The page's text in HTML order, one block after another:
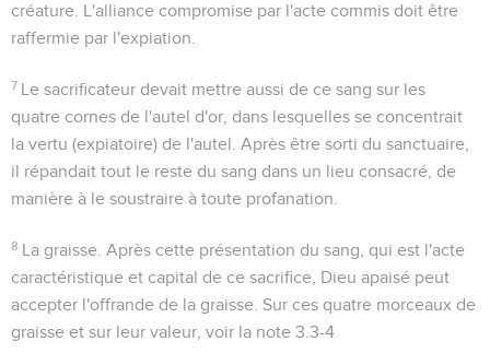
créature. L'alliance compromise par l'acte commis doit être
raffermie par l'expiation.
7 Le sacrificateur devait mettre aussi de ce sang sur les
quatre cornes de l'autel d'or, dans lesquelles se concentrait
la vertu (expiatoire) de l'autel. Après être sorti du sanctuaire,
il répandait tout le reste du sang dans un lieu consacré, de
manière à le soustraire à toute profanation.
8 La graisse . Après cette présentation du sang, qui est l'acte
caractéristique et capital de ce sacrifice, Dieu apaisé peut
accepter l'offrande de la graisse. Sur ces quatre morceaux de
graisse et sur leur valeur, voir la note 3.3-4